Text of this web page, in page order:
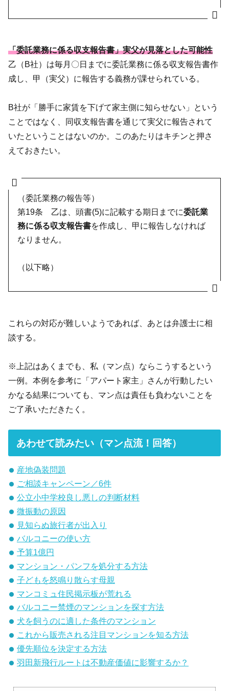
「委託業務に係る収支報告書」実父が見落とした可能性
乙（B社）は毎月〇日までに委託業務に係る収支報告書作
成し、甲（実父）に報告する義務が課せられている。
B社が「勝手に家賃を下げて家主側に知らせない」という
ことではなく、同収支報告書を通じて実父に報告されて
いたということはないのか。このあたりはキチンと押さ
えておきたい。
（委託業務の報告等）
第19条 乙は、頭書(5)に記載する期日までに委託業
務に係る収支報告書を作成し、甲に報告しなければ
なりません。
（以下略）
これらの対応が難しいようであれば、あとは弁護士に相
談する。
※上記はあくまでも、私（マン点）ならこうするという
一例。本例を参考に「アパート家主」さんが行動したい
かなる結果についても、マン点は責任も負わないことを
ご了承いただきたく。
あわせて読みたい（マン点流！回答）
産地偽装問題
ご相談キャンペーン／6件
公立小中学校良し悪しの判断材料
微振動の原因
見知らぬ旅行者が出入り
バルコニーの使い方
予算1億円
マンション・パンフを処分する方法
子どもを怒鳴り散らす母親
マンコミュ住民掲示板が荒れる
バルコニー禁煙のマンションを探す方法
犬を飼うのに適した条件のマンション
これから販売される注目マンションを知る方法
優先順位を決定する方法
羽田新飛行ルートは不動産価値に影響するか？